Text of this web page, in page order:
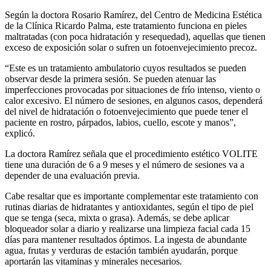
Según la doctora Rosario Ramírez, del Centro de Medicina Estética
de la Clínica Ricardo Palma, este tratamiento funciona en pieles
maltratadas (con poca hidratación y resequedad), aquellas que tienen
exceso de exposición solar o sufren un fotoenvejecimiento precoz.
“Este es un tratamiento ambulatorio cuyos resultados se pueden
observar desde la primera sesión. Se pueden atenuar las
imperfecciones provocadas por situaciones de frío intenso, viento o
calor excesivo. El número de sesiones, en algunos casos, dependerá
del nivel de hidratación o fotoenvejecimiento que puede tener el
paciente en rostro, párpados, labios, cuello, escote y manos”,
explicó.
La doctora Ramírez señala que el procedimiento estético VOLITE
tiene una duración de 6 a 9 meses y el número de sesiones va a
depender de una evaluación previa.
Cabe resaltar que es importante complementar este tratamiento con
rutinas diarias de hidratantes y antioxidantes, según el tipo de piel
que se tenga (seca, mixta o grasa). Además, se debe aplicar
bloqueador solar a diario y realizarse una limpieza facial cada 15
días para mantener resultados óptimos. La ingesta de abundante
agua, frutas y verduras de estación también ayudarán, porque
aportarán las vitaminas y minerales necesarios.